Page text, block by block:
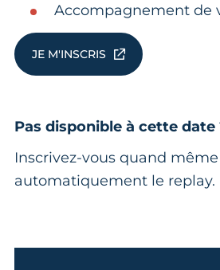
Accompagnement de
JE M'INSCRIS
Pas disponible à cette date
Inscrivez-vous quand
automatiquement le replay.